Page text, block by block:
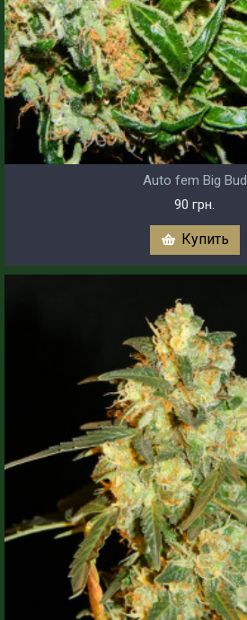
Auto fem Big Bud
90 грн.
Купить